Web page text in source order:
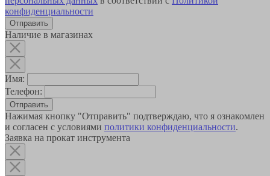
конфиденциальности
Наличие в магазинах
Имя:
Телефон:
Отправить
Нажимая кнопку "Отправить" подтверждаю, что я ознакомлен
и согласен с условиями политики конфиденциальности.
Заявка на прокат инструмента